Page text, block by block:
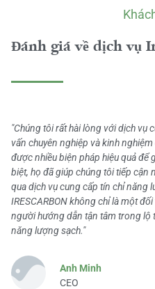
Đánh giá về dịch vụ
"Chúng tôi rất hài lòng với dịch vụ
vấn chuyên nghiệp và kinh
được nhiều biện pháp hiệu quả để
biệt, họ đã giúp chúng tôi tiếp
qua dịch vụ cung cấp tín chỉ năng
IRESCARBON không chỉ là một
người hướng dẫn tận tâm trong lộ
năng lượng sạch."
Anh Minh
CEO